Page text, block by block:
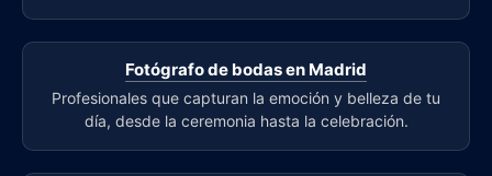
Fotógrafo de bodas en Madrid
Profesionales que capturan la emoción y belleza de tu
día, desde la ceremonia hasta la celebración.